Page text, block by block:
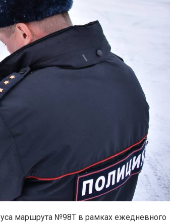
маршрута №98Т в рамках ежедневного